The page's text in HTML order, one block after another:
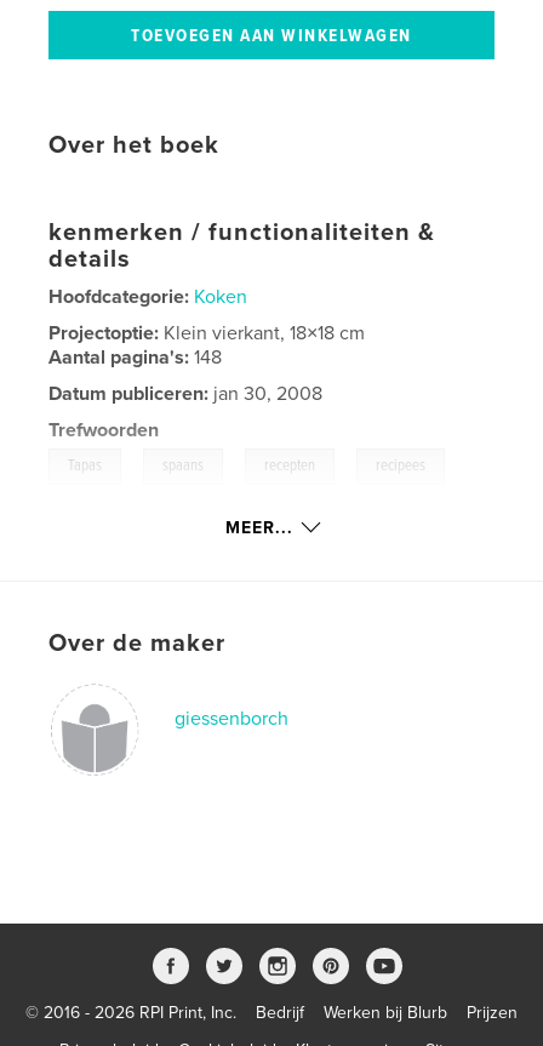
Over het boek
kenmerken / functionaliteiten &
details
Hoofdcategorie: Koken
Projectoptie: Klein vierkant, 18×18 cm
Aantal pagina's:148
Datum publiceren: jan 30, 2008
Trefwoorden
Tapas spaans recepten recipees
MEER...
Over de maker
giessenborch
© 2016 - 2026 RPI Print, Inc. Bedrijf Werken bij Blurb
Prijzen